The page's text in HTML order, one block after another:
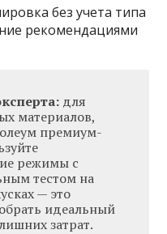
без учета типа
рекомендациями
для
материалов,
премиум-
режимы с
тестом на
— это
идеальный
затрат.